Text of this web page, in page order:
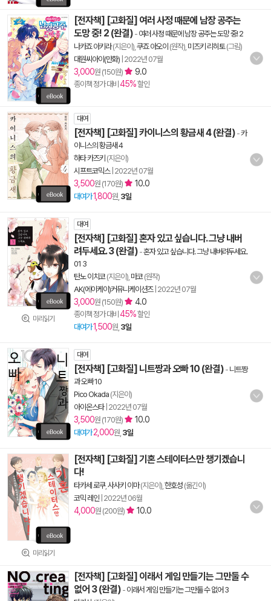
[전자책] [고화질] 여러 사정 때문에 남장 공주는
도망 중! 2 (완결) - 여러 사정 때문에 남장 공주는 도망 중! 2
나카죠 아키라(지은이), 쿠죠 아오이 (원작), 미즈키 리히토(그림)
대원씨아이(만화) 2022년 07월
3,000원 (150원) 9.0
종이책 정가 대비 45%할인
대여
[전자책] [고화질] 카이니스의 황금새 4 (완결) -카
이니스의 황금새 4
하타 카즈키 (지은이)
시프트코믹스| 2022년 07월
3,500원 (170원) 10.0
대여가1,800원, 3일
미리읽기
대여
[전자책] [고화질] 혼자 있고 싶습니다. 그냥 내버
려두세요. 3 (완결) -혼자 있고 싶습니다. 그냥 내버려두세요.
01 3
탄노 이치코(지은이), 마코(원작)
AK(에이케이)커뮤니케이션즈| 2022년 07월
3,000원 (150원) 4.0
종이책 정가 대비 45%할인
대여가1,500원, 3일
대여
[전자책] [고화질] 니트짱과 오빠 10 (완결) - 니트짱
과 오빠 10
Pico Okada (지은이)
아이온스타| 2022년 07월
3,500원 (170원) 10.0
대여가 2,000원, 3일
미리읽기
[전자책] [고화질] 기혼 스테이터스만 챙기겠습니
다!
타카세 로쿠, 사사키 이마(지은이), 한호성 (옮긴이)
코믹 레인 2022년 06월
4,000원 (200원) 10.0
[전자책] [고화질] 이래서 게임 만들기는 그만둘 수
없어 3 (완결) - 이래서 게임 만들기는 그만둘 수 없어 3